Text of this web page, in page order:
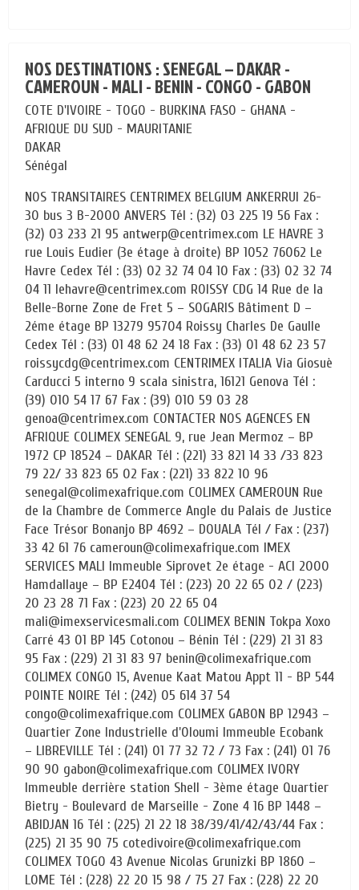
NOS DESTINATIONS : SENEGAL – DAKAR -
CAMEROUN - MALI - BENIN - CONGO - GABON
COTE D'IVOIRE - TOGO - BURKINA FASO - GHANA -
AFRIQUE DU SUD - MAURITANIE
DAKAR
Sénégal
NOS TRANSITAIRES CENTRIMEX BELGIUM ANKERRUI 26-
30 bus 3 B-2000 ANVERS Tél : (32) 03 225 19 56 Fax :
(32) 03 233 21 95 antwerp@centrimex.com LE HAVRE 3
rue Louis Eudier (3e étage à droite) BP 1052 76062 Le
Havre Cedex Tél : (33) 02 32 74 04 10 Fax : (33) 02 32 74
04 11 lehavre@centrimex.com ROISSY CDG 14 Rue de la
Belle-Borne Zone de Fret 5 – SOGARIS Bâtiment D –
2éme étage BP 13279 95704 Roissy Charles De Gaulle
Cedex Tél : (33) 01 48 62 24 18 Fax : (33) 01 48 62 23 57
roissycdg@centrimex.com CENTRIMEX ITALIA Via Giosuè
Carducci 5 interno 9 scala sinistra, 16121 Genova Tél :
(39) 010 54 17 67 Fax : (39) 010 59 03 28
genoa@centrimex.com CONTACTER NOS AGENCES EN
AFRIQUE COLIMEX SENEGAL 9, rue Jean Mermoz – BP
1972 CP 18524 – DAKAR Tél : (221) 33 821 14 33 /33 823
79 22/ 33 823 65 02 Fax : (221) 33 822 10 96
senegal@colimexafrique.com COLIMEX CAMEROUN Rue
de la Chambre de Commerce Angle du Palais de Justice
Face Trésor Bonanjo BP 4692 – DOUALA Tél / Fax : (237)
33 42 61 76 cameroun@colimexafrique.com IMEX
SERVICES MALI Immeuble Siprovet 2e étage - ACI 2000
Hamdallaye – BP E2404 Tél : (223) 20 22 65 02 / (223)
20 23 28 71 Fax : (223) 20 22 65 04
mali@imexservicesmali.com COLIMEX BENIN Tokpa Xoxo
Carré 43 01 BP 145 Cotonou – Bénin Tél : (229) 21 31 83
95 Fax : (229) 21 31 83 97 benin@colimexafrique.com
COLIMEX CONGO 15, Avenue Kaat Matou Appt 11 - BP 544
POINTE NOIRE Tél : (242) 05 614 37 54
congo@colimexafrique.com COLIMEX GABON BP 12943 –
Quartier Zone Industrielle d'Oloumi Immeuble Ecobank
– LIBREVILLE Tél : (241) 01 77 32 72 / 73 Fax : (241) 01 76
90 90 gabon@colimexafrique.com COLIMEX IVORY
Immeuble derrière station Shell - 3ème étage Quartier
Bietry - Boulevard de Marseille - Zone 4 16 BP 1448 –
ABIDJAN 16 Tél : (225) 21 22 18 38/39/41/42/43/44 Fax :
(225) 21 35 90 75 cotedivoire@colimexafrique.com
COLIMEX TOGO 43 Avenue Nicolas Grunizki BP 1860 –
LOME Tél : (228) 22 20 15 98 / 75 27 Fax : (228) 22 20